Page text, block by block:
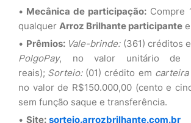
Mecânica de participação: Compre
qualquer Arroz Brilhante participante
Prêmios: Vale-brinde: (361) créditos
PolgoPay, no valor unitário de
reais); Sorteio:(01) crédito em carteira
no valor de R$150.000,00 (cento e
sem função saque e transferência.
Site: sorteio.arrozbrilhante.com.br